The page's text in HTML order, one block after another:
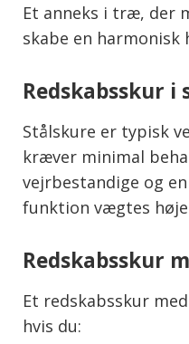
Et anneks i træ, der
skabe en harmonisk
Redskabsskur i
Stålskure er typisk
kræver minimal
vejrbestandige og
funktion vægtes
Redskabsskur
Et redskabsskur
hvis du: